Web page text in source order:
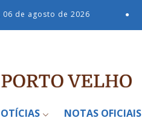
de agosto de 2026 ●
NOTAS OFICIAIS